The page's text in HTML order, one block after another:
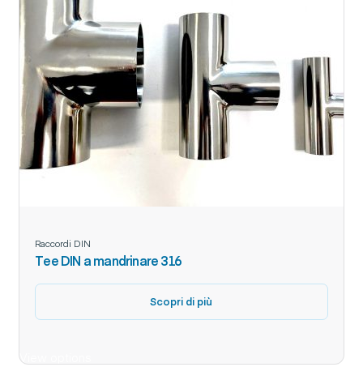
Raccordi DIN
Tee DIN a mandrinare 316
Scopri di più
View options